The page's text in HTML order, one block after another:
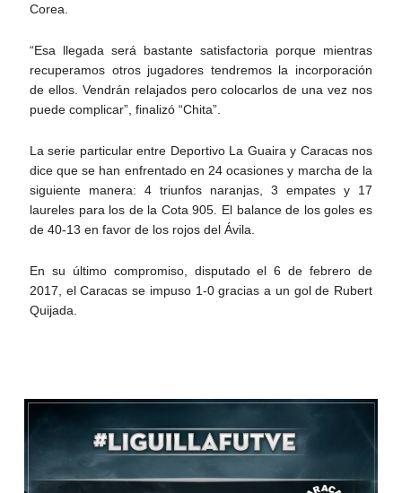
Corea.
“Esa llegada será bastante satisfactoria porque mientras
recuperamos otros jugadores tendremos la incorporación
de ellos. Vendrán relajados pero colocarlos de una vez nos
puede complicar”, finalizó “Chita”.
La serie particular entre Deportivo La Guaira y Caracas nos
dice que se han enfrentado en 24 ocasiones y marcha de la
siguiente manera: 4 triunfos naranjas, 3 empates y 17
laureles para los de la Cota 905. El balance de los goles es
de 40-13 en favor de los rojos del Ávila.
En su último compromiso, disputado el 6 de febrero de
2017, el Caracas se impuso 1-0 gracias a un gol de Rubert
Quijada.